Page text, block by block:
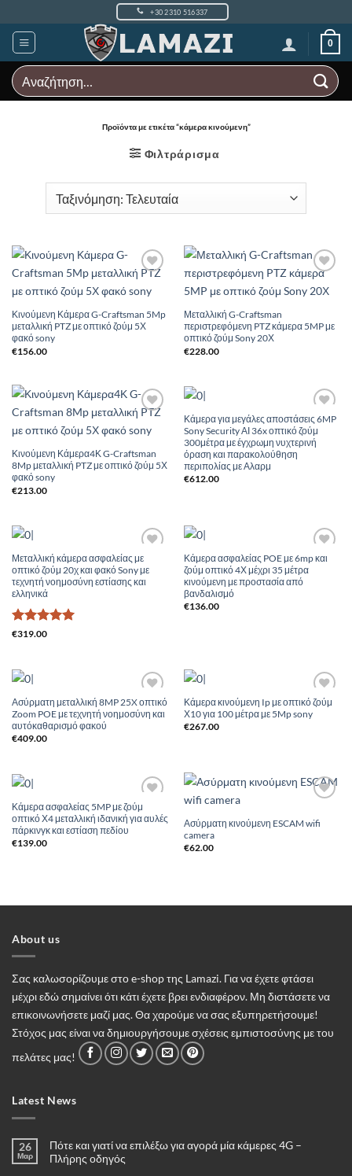
στο
περιεχόμενο
+30 2310 516337
0
Αναζήτηση
για:
Προϊόντα με ετικέτα “κάμερα κινούμενη”
Φιλτράρισμα
Add to
Wishlist
Κινούμενη Κάμερα G-Craftsman 5Mp
μεταλλική PTZ με οπτικό ζούμ 5Χ
φακό sony
€156.00
Add to
Wishlist
Μεταλλική G-Craftsman
περιστρεφόμενη PTZ κάμερα 5MP με
οπτικό ζούμ Sony 20Χ
€228.00
Add to
Wishlist
Κινούμενη Κάμερα4Κ G-Craftsman
8Mp μεταλλική PTZ με οπτικό ζούμ 5Χ
φακό sony
€213.00
Add to
Wishlist
Κάμερα για μεγάλες αποστάσεις 6MP
Sony Security ΑΙ 36x οπτικό ζούμ
300μέτρα με έγχρωμη νυχτερινή
όραση και παρακολούθηση
περιπολίας με Αλαρμ
€612.00
Add to
Wishlist
Μεταλλική κάμερα ασφαλείας με
οπτικό ζούμ 20χ και φακό Sony με
τεχνητή νοημοσύνη εστίασης και
ελληνικά
Βαθμολογήθηκε
€319.00
Add to
Wishlist
Κάμερα ασφαλείας POE με 6mp και
ζούμ οπτικό 4Χ μέχρι 35 μέτρα
κινούμενη με προστασία από
βανδαλισμό
€136.00
Add to
Wishlist
Ασύρματη μεταλλική 8MP 25X οπτικό
Zoom POE με τεχνητή νοημοσύνη και
αυτόκαθαρισμό φακού
€409.00
Add to
Wishlist
Κάμερα κινούμενη Ip με οπτικό ζούμ
Χ10 για 100 μέτρα με 5Mp sony
€267.00
Add to
Wishlist
Κάμερα ασφαλείας 5MP με ζούμ
οπτικό Χ4 μεταλλική ιδανική για αυλές
πάρκινγκ και εστίαση πεδίου
€139.00
Wishlist
Ασύρματη κινούμενη ESCAM wifi
camera
€62.00
About us
Σας καλωσορίζουμε στο e-shop της Lamazi. Για να έχετε φτάσει
μέχρι εδώ σημαίνει ότι κάτι έχετε βρει ενδιαφέρον. Μη διστάσετε να
επικοινωνήσετε μαζί μας. Θα χαρούμε να σας εξυπηρετήσουμε!
Στόχος μας είναι να δημιουργήσουμε σχέσεις εμπιστοσύνης με του
πελάτες μας!
Latest News
26
Μαρ
Πότε και γιατί να επιλέξω για αγορά μία κάμερες 4G –
Πλήρης οδηγός